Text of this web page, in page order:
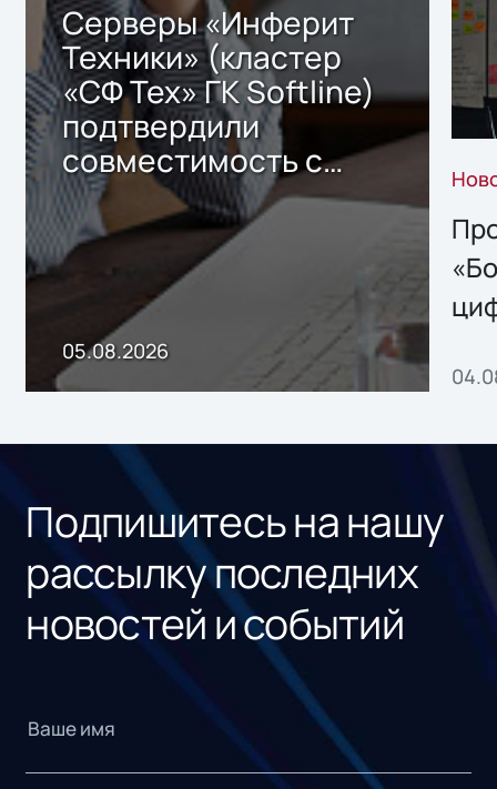
Серверы «Инферит
Техники» (кластер
«СФ Тех» ГК Softline)
подтвердили
совместимость с
решением Sharx
Storage 2.x для
хранения данных
05.08.2026
Подпишитесь на нашу
рассылку последних
новостей и событий